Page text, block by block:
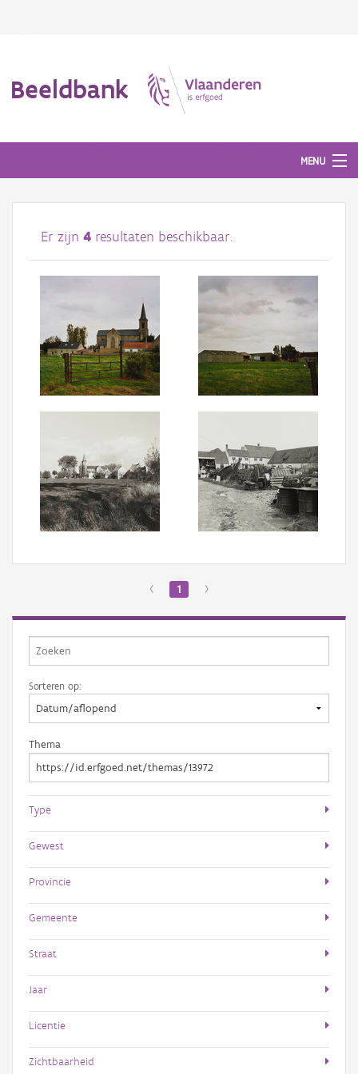
Beeldbank
MENU
Afbeeldingen
#BeeldIndeKijker
Over ons
Aanmelden
Er zijn 4 resultaten beschikbaar.
‹ 1 ›
Sorteren op:
Thema
Type
Gewest
Provincie
Gemeente
Straat
Jaar
Licentie
Zichtbaarheid